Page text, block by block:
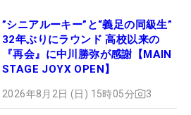
”シニアルーキー”と“義足の同級生”
32年ぶりにラウンド 高校以来の
『再会』に中川勝弥が感謝【MAIN
STAGE JOYX OPEN】
2026年8月2日 (日) 15時05分 3